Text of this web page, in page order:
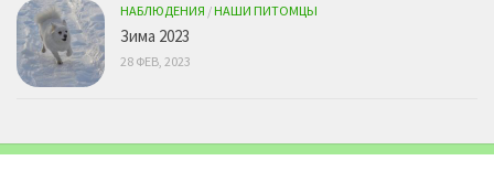
НАБЛЮДЕНИЯ /НАШИ ПИТОМЦЫ
Зима 2023
28 ФЕВ, 2023